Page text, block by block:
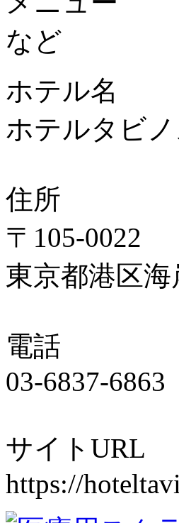
ホテル名
ホテルタビ
住所
〒105-0022
東京都港区
電話
03-6837-6863
サイトURL
https://